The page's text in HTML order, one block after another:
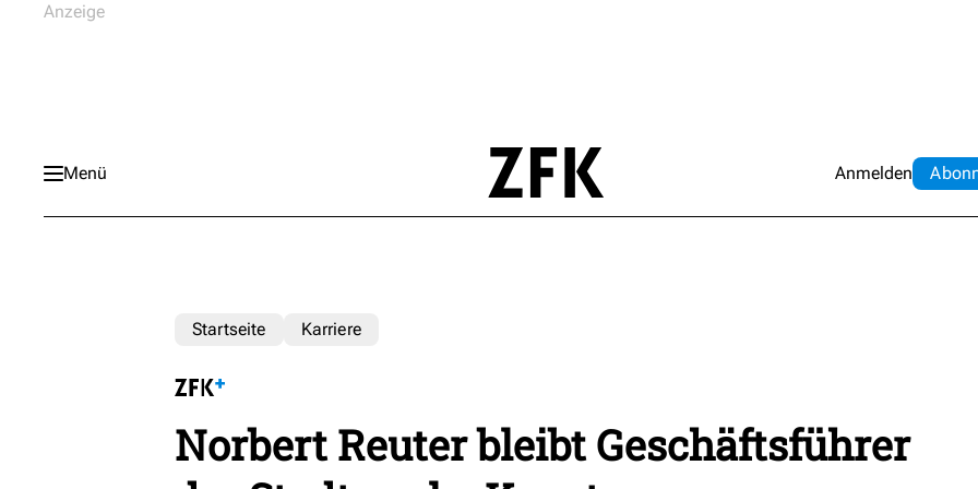
Menü Anmelden Abo
Startseite Karriere
Norbert Reuter bleibt Geschäftsführer